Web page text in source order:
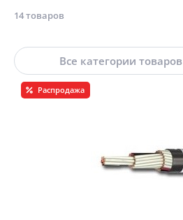
14 товаров
Все категории товаров
Распродажа